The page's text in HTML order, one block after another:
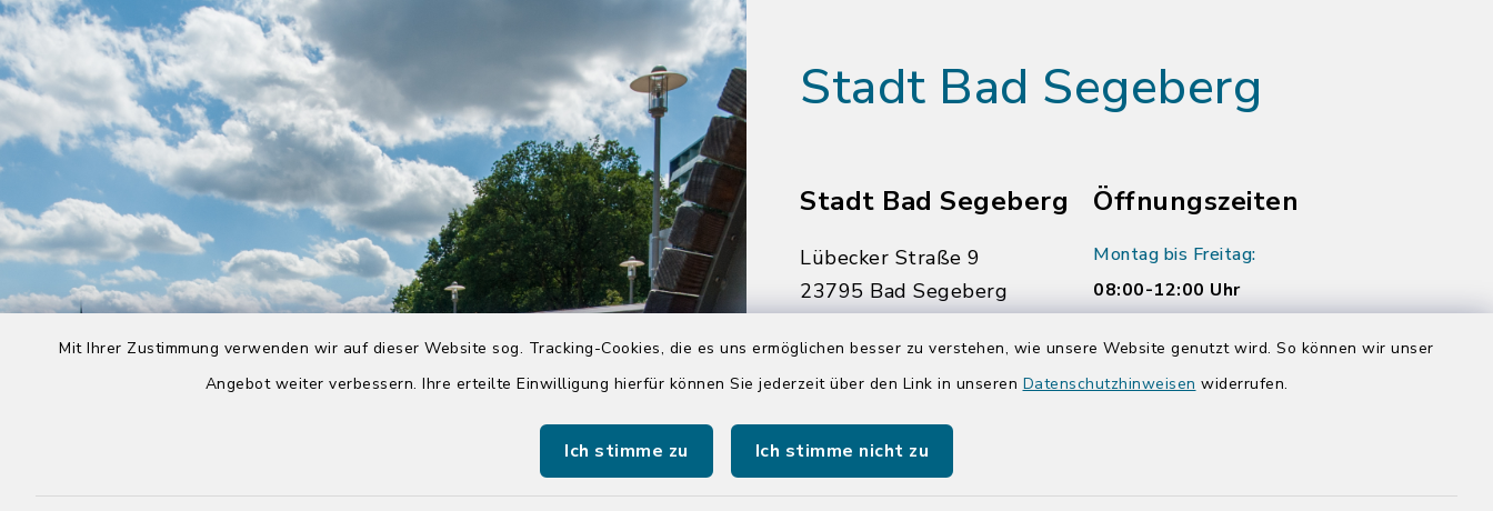
Mit Ihrer Zustimmung verwenden wir auf dieser Website sog. Tracking-Cookies, die es uns ermöglichen besser zu verstehen, wie unsere Website genutzt wird. So können wir unser
Angebot weiter verbessern. Ihre erteilte Einwilligung hierfür können Sie jederzeit über den Link in unseren Datenschutzhinweisen widerrufen.
Ich stimme zu Ich stimme nicht zu
Stadt Bad Segeberg
Stadt Bad Segeberg
Lübecker Straße 9
23795 Bad Segeberg
04551 964-0
04551 964-111
youtube
Öffnungszeiten
Montag bis Freitag:
08:00-12:00 Uhr
Donnerstag zusätzlich:
14:00-17:00 Uhr